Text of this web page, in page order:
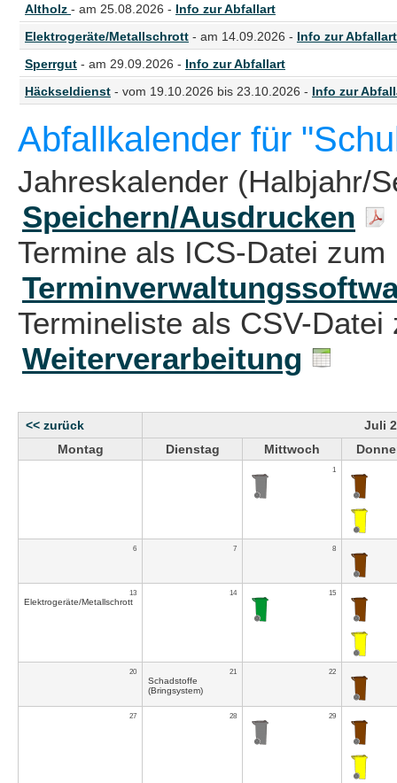
Altholz - am 25.08.2026 - Info zur Abfallart
Elektrogeräte/Metallschrott - am 14.09.2026 - Info zur Abfallart
Sperrgut - am 29.09.2026 - Info zur Abfallart
Häckseldienst - vom 19.10.2026 bis 23.10.2026 - Info zur
Abfallkalender für
Jahreskalender (Halbjahr/
Speichern/Ausdrucken
Termine als ICS-Datei zum
Termineliste als CSV-
Weiterverarbeitung
<< zurück
Juli
Montag
Dienstag Mittwoch
1
6 7 8
13
Elektrogeräte/Metallschrott
14 15
20 21
Schadstoffe
(Bringsystem)
22
27 28 29